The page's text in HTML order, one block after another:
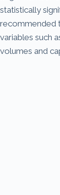
statistically
recommended
variables such
volumes and